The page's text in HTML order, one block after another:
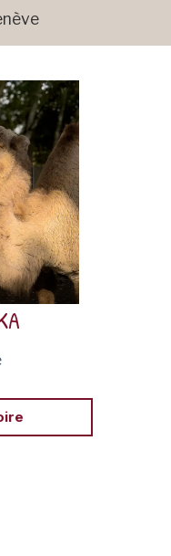
chamelle née en
Genève après la
elle avait vécu